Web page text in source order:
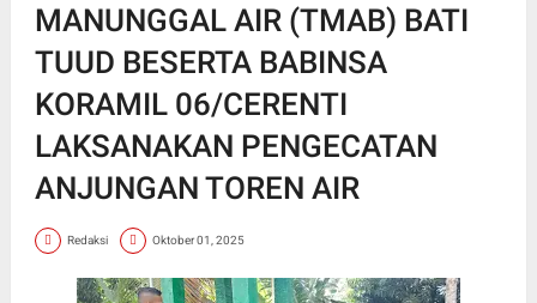
MANUNGGAL AIR (TMAB) BATI
TUUD BESERTA BABINSA
KORAMIL 06/CERENTI
LAKSANAKAN PENGECATAN
ANJUNGAN TOREN AIR
Redaksi Oktober 01, 2025